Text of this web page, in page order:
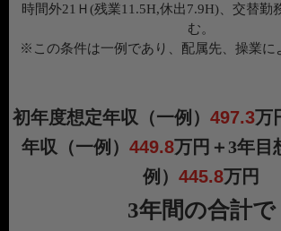
時間外21Ｈ(残業11.5H,休出7.9H)、交替勤
む。
※この条件は一例であり、配属先、操業に
初年度想定年収（一例） 497.3万
年収（一例） 449.8万円＋3年目
例） 445.8万円
3年間の合計で